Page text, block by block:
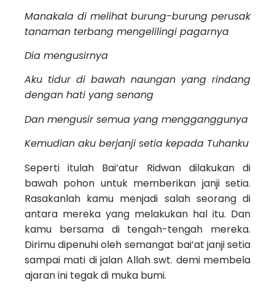
Manakala di melihat burung-burung perusak
tanaman terbang mengelilingi pagarnya
Dia mengusirnya
Aku tidur di bawah naungan yang rindang
dengan hati yang senang
Dan mengusir semua yang mengganggunya
Kemudian aku berjanji setia kepada Tuhanku
Seperti itulah Bai’atur Ridwan dilakukan di
bawah pohon untuk memberikan janji setia.
Rasakanlah kamu menjadi salah seorang di
antara mereka yang melakukan hal itu. Dan
kamu bersama di tengah-tengah mereka.
Dirimu dipenuhi oleh semangat bai’at janji setia
sampai mati di jalan Allah swt. demi membela
ajaran ini tegak di muka bumi.